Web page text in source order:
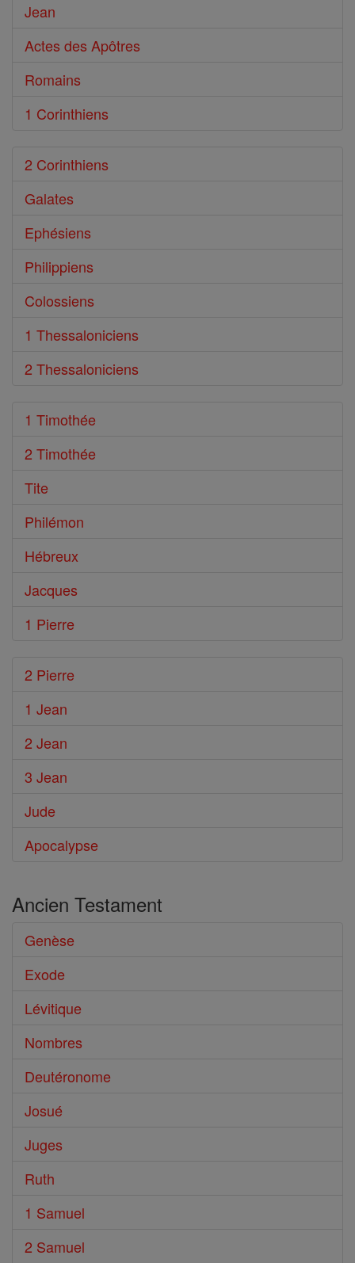
Jean
Actes des Apôtres
Romains
1 Corinthiens
2 Corinthiens
Galates
Ephésiens
Philippiens
Colossiens
1 Thessaloniciens
2 Thessaloniciens
1 Timothée
2 Timothée
Tite
Philémon
Hébreux
Jacques
1 Pierre
2 Pierre
1 Jean
2 Jean
3 Jean
Jude
Apocalypse
Ancien Testament
Genèse
Exode
Lévitique
Nombres
Deutéronome
Josué
Juges
Ruth
1 Samuel
2 Samuel